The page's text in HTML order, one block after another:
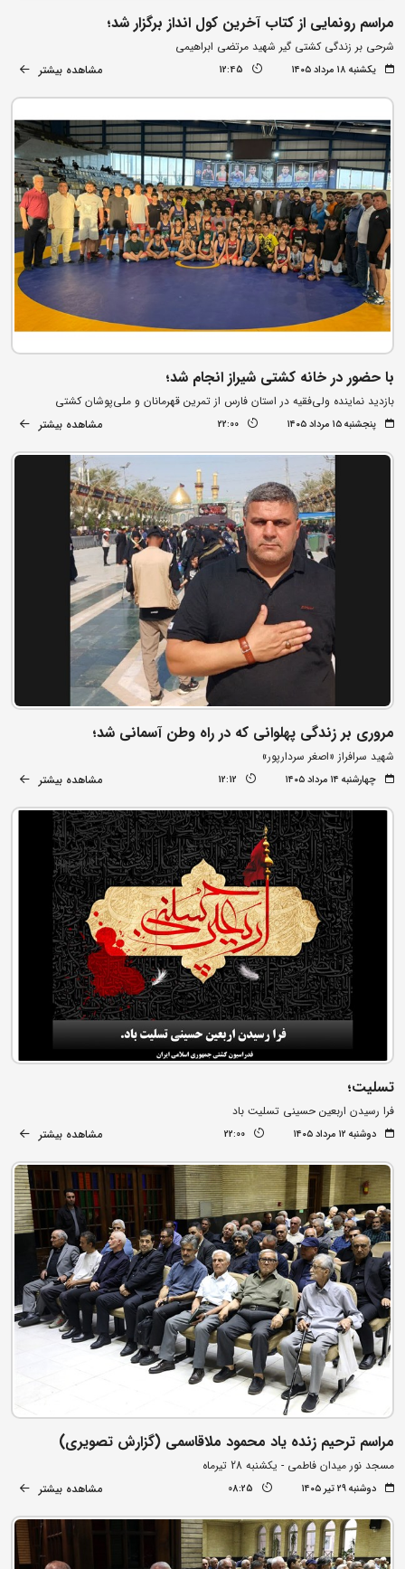
مراسم رونمایی از کتاب آخرین کول انداز برگزار شد؛
شرحی بر زندگی کشتی گیر شهید مرتضی ابراهیمی
یکشنبه ۱۸ مرداد ۱۴۰۵ 12:45 مشاهده بیشتر
با حضور در خانه کشتی شیراز انجام شد؛
بازدید نماینده ولی‌فقیه در استان فارس از تمرین قهرمانان و ملی‌پوشان کشتی
پنجشنبه ۱۵ مرداد ۱۴۰۵ 22:00 مشاهده بیشتر
مروری بر زندگی پهلوانی که در راه وطن آسمانی شد؛
شهید سرافراز «اصغر سردارپور»
چهارشنبه ۱۴ مرداد ۱۴۰۵ 12:12 مشاهده بیشتر
تسلیت؛
فرا رسیدن اربعین حسینی تسلیت باد
دوشنبه ۱۲ مرداد ۱۴۰۵ 22:00 مشاهده بیشتر
مراسم ترحیم زنده یاد محمود ملاقاسمی (گزارش تصویری)
مسجد نور میدان فاطمی - یکشنبه 28 تیرماه
دوشنبه ۲۹ تیر ۱۴۰۵ 08:25 مشاهده بیشتر